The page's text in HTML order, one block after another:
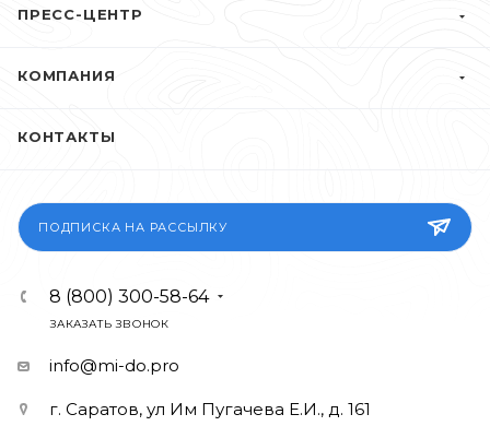
ПРЕСС-ЦЕНТР
КОМПАНИЯ
КОНТАКТЫ
ПОДПИСКА НА РАССЫЛКУ
8 (800) 300-58-64
ЗАКАЗАТЬ ЗВОНОК
info@mi-do.pro
г. Саратов, ул Им Пугачева Е.И., д. 161